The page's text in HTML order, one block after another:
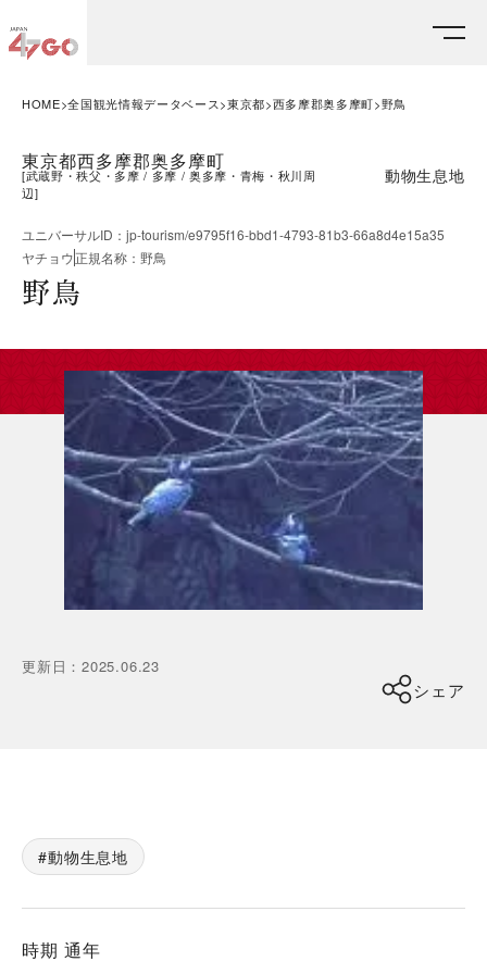
HOME 全国観光情報データベース 東京都 西多摩郡奥多摩町 野鳥
東京都西多摩郡奥多摩町
[武蔵野・秩父・多摩 多摩
奥多摩・青梅・秋川周
辺]
動物生息地
ユニバーサルID ： jp-tourism/e9795f16-bbd1-4793-81b3-66a8d4e15a35
ヤチョウ正規名称 ： 野鳥
野鳥
更新日 ：2025.06.23
シェア
動物生息地
時期 通年